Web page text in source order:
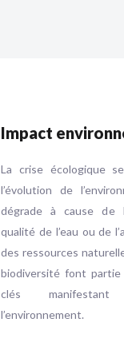
Impact
La crise écologique
l’évolution de
dégrade à cause de
qualité de l’eau ou de
des ressources
biodiversité font partie
clés
l’environnement.